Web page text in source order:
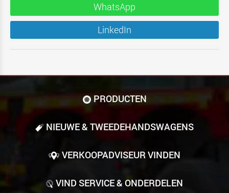
WhatsApp
LinkedIn
PRODUCTEN
NIEUWE & TWEEDE­HANDS­WAGENS
VERKOOPADVISEUR VINDEN
VIND SERVICE & ONDERDELEN